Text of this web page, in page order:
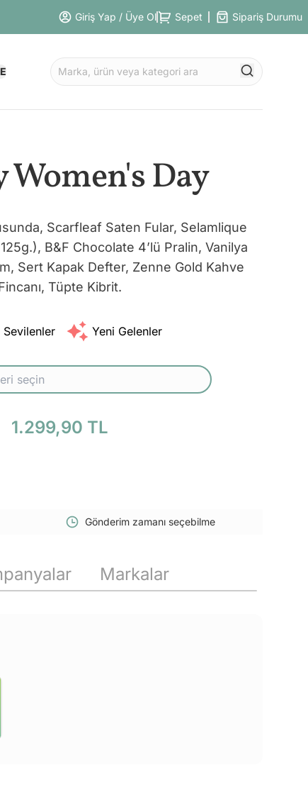
Giriş Yap / Üye Ol Sepet Sipariş Durumu
Women's Day
Scarfleaf Saten Fular, Selamlique
B&F Chocolate 4’lü Pralin, Vanilya
Sert Kapak Defter, Zenne Gold Kahve
Tüpte Kibrit.
Sevilenler Yeni Gelenler
1.299,90 TL
Gönderim zamanı seçebilme
Markalar